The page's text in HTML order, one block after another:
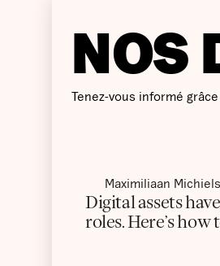
NOS
Tenez-vous informé
Maximiliaan
Digital assets
roles. Here’s how